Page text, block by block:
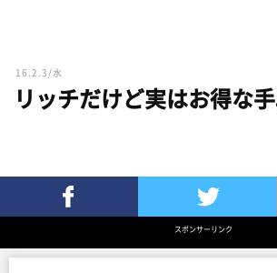
16.2.3/水
リッチだけど実はお得な
Twitterでツイート
スポンサーリンク